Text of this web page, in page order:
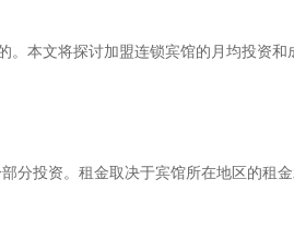
本文将探讨加盟连锁宾馆的月均投资和
分投资。租金取决于宾馆所在地区的租